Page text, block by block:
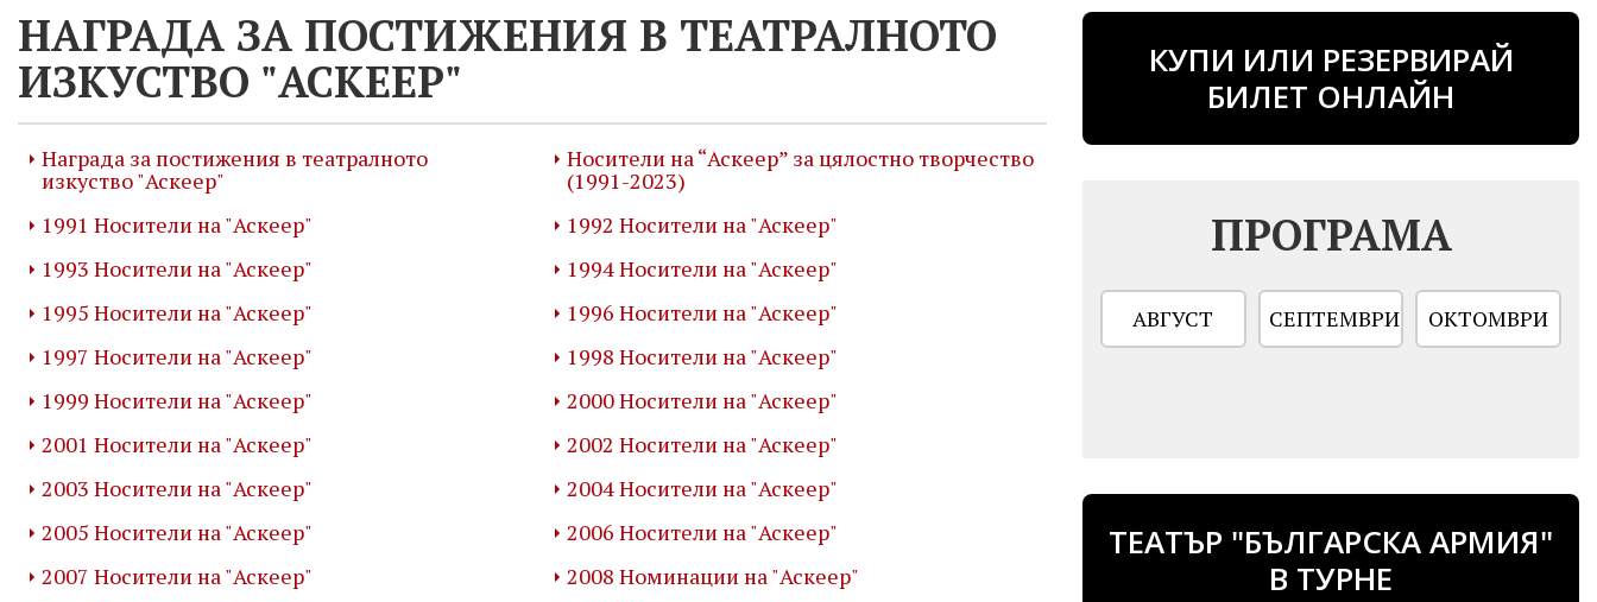
НАГРАДА ЗА ПОСТИЖЕНИЯ В ТЕАТРАЛНОТО
ИЗКУСТВО "АСКЕЕР"
Награда за постижения в театралното
изкуство "Аскеер"
Носители на “Аскеер” за цялостно творчество
(1991-2023)
1991 Носители на "Аскеер"
1992 Носители на "Аскеер"
1993 Носители на "Аскеер"
1994 Носители на "Аскеер"
1995 Носители на "Аскеер"
1996 Носители на "Аскеер"
1997 Носители на "Аскеер"
1998 Носители на "Аскеер"
1999 Носители на "Аскеер"
2000 Носители на "Аскеер"
2001 Носители на "Аскеер"
2002 Носители на "Аскеер"
2003 Носители на "Аскеер"
2004 Носители на "Аскеер"
2005 Носители на "Аскеер"
2006 Носители на "Аскеер"
2007 Носители на "Аскеер"
2008 Номинации на "Аскеер"
КУПИ ИЛИ РЕЗЕРВИРАЙ
БИЛЕТ ОНЛАЙН
ПРОГРАМА
АВГУСТ СЕПТЕМВРИ ОКТОМВРИ
ТЕАТЪР "БЪЛГАРСКА АРМИЯ"
В ТУРНЕ